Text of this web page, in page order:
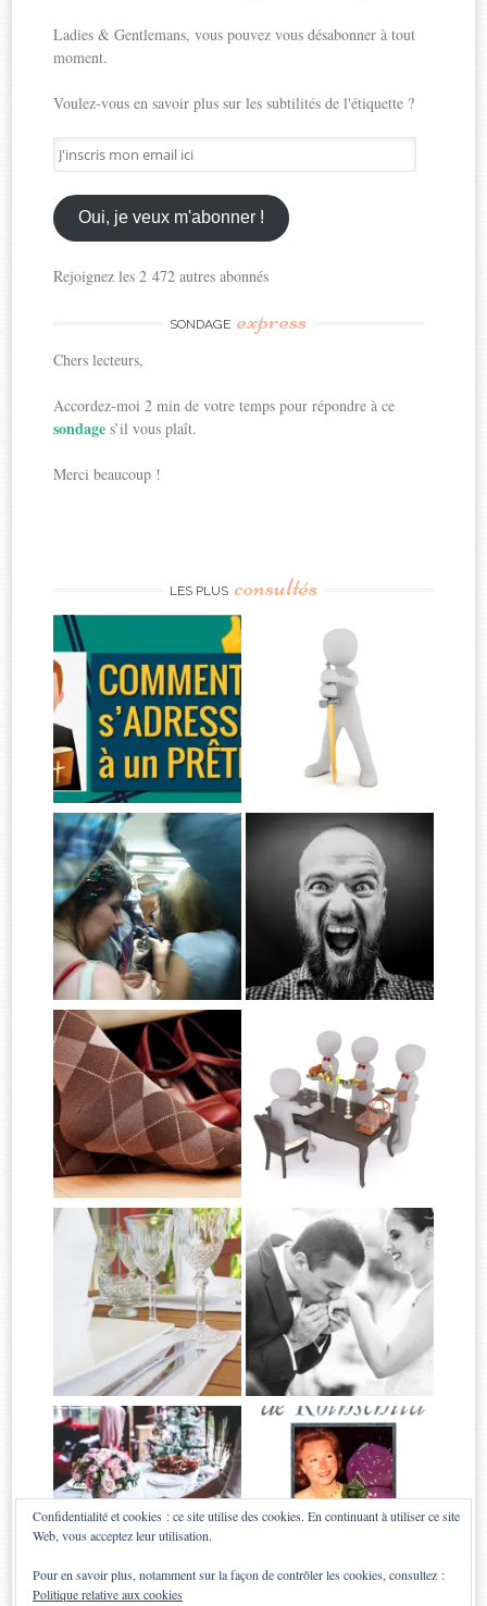
Ladies & Gentlemans, vous pouvez vous désabonner à tout
moment.
Voulez-vous en savoir plus sur les subtilités de l'étiquette ?
J'inscris
mon
email
ici
Oui, je veux m'abonner !
Rejoignez les 2 472 autres abonnés
SONDAGE express
Chers lecteurs,
Accordez-moi 2 min de votre temps pour répondre à ce
sondages’il vous plaît.
Merci beaucoup !
LES PLUS consultés
Confidentialité et cookies : ce site utilise des cookies. En continuant à utiliser ce site
Web, vous acceptez leur utilisation.
Pour en savoir plus, notamment sur la façon de contrôler les cookies, consultez :
Politique relative aux cookies